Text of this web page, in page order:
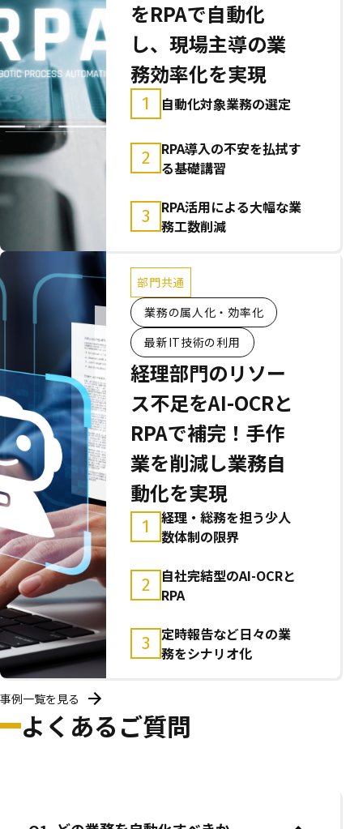
をRPAで自動化
し、現場主導の業
務効率化を実現
1 自動化対象業務の選定
2
RPA導入の不安を払拭す
る基礎講習
3
RPA活用による大幅な業
務工数削減
部門共通
業務の属人化・効率化
最新IT技術の利用
経理部門のリソー
ス不足をAI-OCRと
RPAで補完！手作
業を削減し業務自
動化を実現
1
経理・総務を担う少人
数体制の限界
2
自社完結型のAI-OCRと
RPA
3
定時報告など日々の業
務をシナリオ化
事例一覧を見る
よくあるご質問